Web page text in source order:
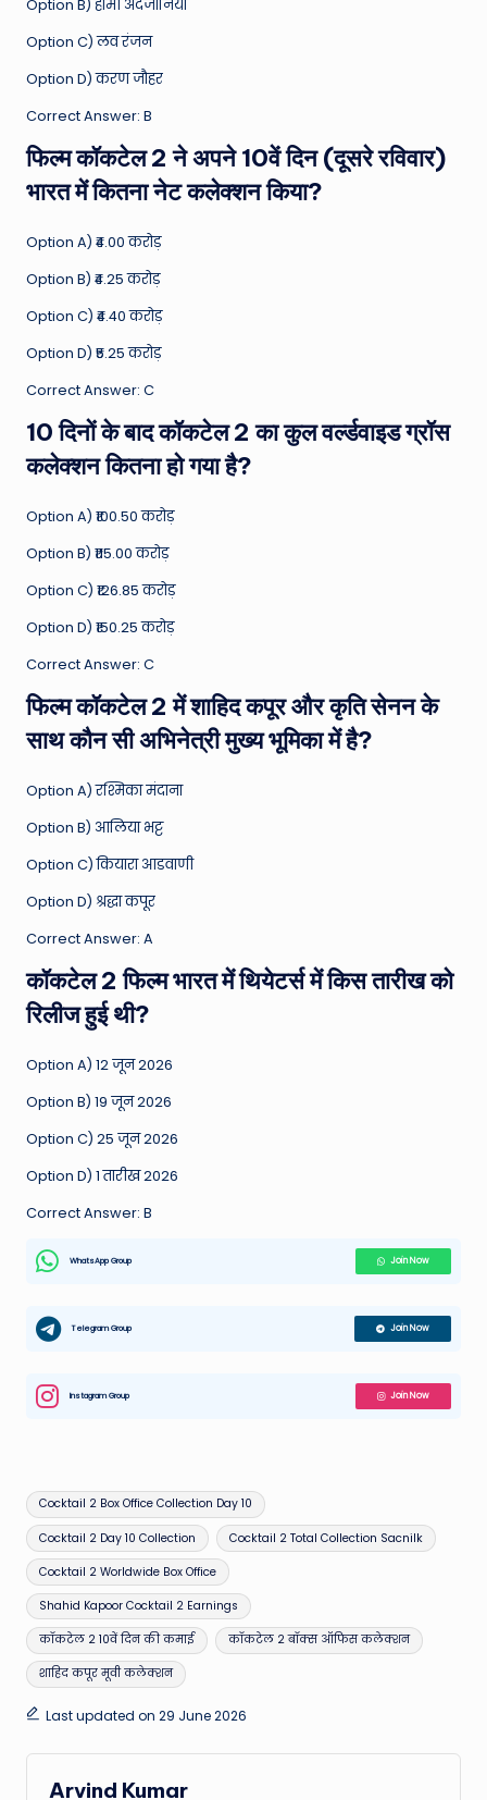
Option B) होमी अदजानिया
Option C) लव रंजन
Option D) करण जौहर
Correct Answer: B
फिल्म कॉकटेल 2 ने अपने 10वें दिन (दूसरे रविवार)
भारत में कितना नेट कलेक्शन किया?
Option A) ₹4.00 करोड़
Option B) ₹4.25 करोड़
Option C) ₹4.40 करोड़
Option D) ₹5.25 करोड़
Correct Answer: C
10 दिनों के बाद कॉकटेल 2 का कुल वर्ल्डवाइड ग्रॉस
कलेक्शन कितना हो गया है?
Option A) ₹100.50 करोड़
Option B) ₹115.00 करोड़
Option C) ₹126.85 करोड़
Option D) ₹150.25 करोड़
Correct Answer: C
फिल्म कॉकटेल 2 में शाहिद कपूर और कृति सेनन के
साथ कौन सी अभिनेत्री मुख्य भूमिका में है?
Option A) रश्मिका मंदाना
Option B) आलिया भट्ट
Option C) कियारा आडवाणी
Option D) श्रद्धा कपूर
Correct Answer: A
कॉकटेल 2 फिल्म भारत में थियेटर्स में किस तारीख को
रिलीज हुई थी?
Option A) 12 जून 2026
Option B) 19 जून 2026
Option C) 25 जून 2026
Option D) 1 तारीख 2026
Correct Answer: B
WhatsApp Group Join Now
Telegram Group Join Now
Instagram Group Join Now
Tags:
Cocktail 2 Box Office Collection Day 10
Cocktail 2 Day 10 Collection Cocktail 2 Total Collection Sacnilk
Cocktail 2 Worldwide Box Office
Shahid Kapoor Cocktail 2 Earnings
कॉकटेल 2 10वें दिन की कमाई कॉकटेल 2 बॉक्स ऑफिस कलेक्शन
शाहिद कपूर मूवी कलेक्शन
Last updated on 29 June 2026
Arvind Kumar